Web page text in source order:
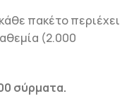
πακέτο περιέχει
(2.000
σύρματα.